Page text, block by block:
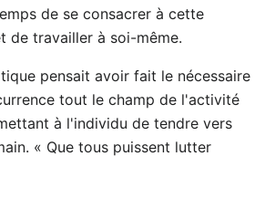
de se consacrer à cette
de travailler à soi-même.
pensait avoir fait le nécessaire
tout le champ de l'activité
à l'individu de tendre vers
« Que tous puissent lutter